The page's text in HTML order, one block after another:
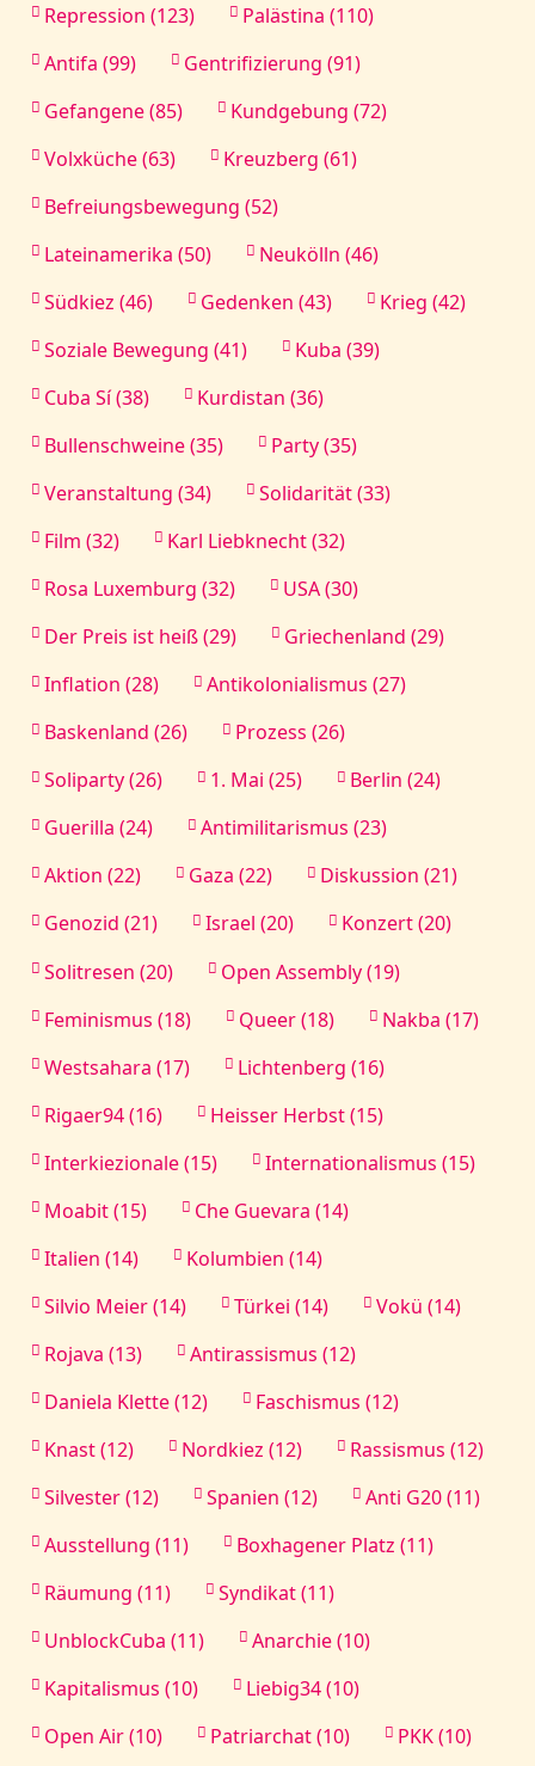
Repression (123)
Palästina (110)
Antifa (99)
Gentrifizierung (91)
Gefangene (85)
Kundgebung (72)
Volxküche (63)
Kreuzberg (61)
Befreiungsbewegung (52)
Lateinamerika (50)
Neukölln (46)
Südkiez (46)
Gedenken (43)
Krieg (42)
Soziale Bewegung (41)
Kuba (39)
Cuba Sí (38)
Kurdistan (36)
Bullenschweine (35)
Party (35)
Veranstaltung (34)
Solidarität (33)
Film (32)
Karl Liebknecht (32)
Rosa Luxemburg (32)
USA (30)
Der Preis ist heiß (29)
Griechenland (29)
Inflation (28)
Antikolonialismus (27)
Baskenland (26)
Prozess (26)
Soliparty (26)
1. Mai (25)
Berlin (24)
Guerilla (24)
Antimilitarismus (23)
Aktion (22)
Gaza (22)
Diskussion (21)
Genozid (21)
Israel (20)
Konzert (20)
Solitresen (20)
Open Assembly (19)
Feminismus (18)
Queer (18)
Nakba (17)
Westsahara (17)
Lichtenberg (16)
Rigaer94 (16)
Heisser Herbst (15)
Interkiezionale (15)
Internationalismus (15)
Moabit (15)
Che Guevara (14)
Italien (14)
Kolumbien (14)
Silvio Meier (14)
Türkei (14)
Vokü (14)
Rojava (13)
Antirassismus (12)
Daniela Klette (12)
Faschismus (12)
Knast (12)
Nordkiez (12)
Rassismus (12)
Silvester (12)
Spanien (12)
Anti G20 (11)
Ausstellung (11)
Boxhagener Platz (11)
Räumung (11)
Syndikat (11)
UnblockCuba (11)
Anarchie (10)
Kapitalismus (10)
Liebig34 (10)
Open Air (10)
Patriarchat (10) PKK (10)